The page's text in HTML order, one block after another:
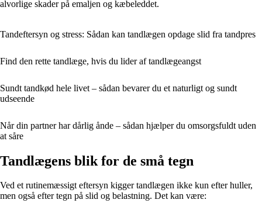
alvorlige skader på emaljen og kæbeleddet.
Tandeftersyn og stress: Sådan kan tandlægen opdage slid fra tandpres
Find den rette tandlæge, hvis du lider af tandlægeangst
Sundt tandkød hele livet – sådan bevarer du et naturligt og sundt
udseende
Når din partner har dårlig ånde – sådan hjælper du omsorgsfuldt uden
at såre
Tandlægens blik for de små tegn
Ved et rutinemæssigt eftersyn kigger tandlægen ikke kun efter huller,
men også efter tegn på slid og belastning. Det kan være: